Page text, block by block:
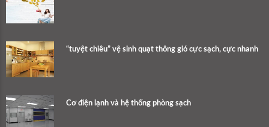
“tuyệt chiêu” vệ sinh quạt thông gió cực sạch, cực nhanh
Cơ điện lạnh và hệ thống phòng sạch